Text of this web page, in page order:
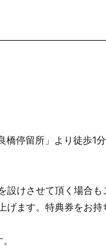
橋停留所」より徒歩1
けさせて頂く場合も
げます。特典券をお持